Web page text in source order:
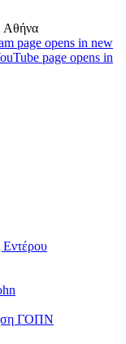
Αθήνα
page opens in new
page opens in
ΓΟΠΝ